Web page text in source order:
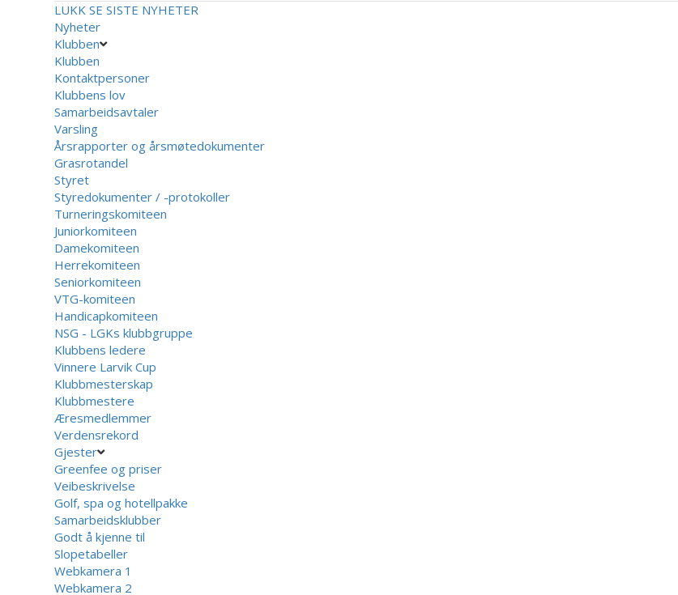
LUKK SE SISTE NYHETER
Nyheter
Klubben
Klubben
Kontaktpersoner
Klubbens lov
Samarbeidsavtaler
Varsling
Årsrapporter og årsmøtedokumenter
Grasrotandel
Styret
Styredokumenter / -protokoller
Turneringskomiteen
Juniorkomiteen
Damekomiteen
Herrekomiteen
Seniorkomiteen
VTG-komiteen
Handicapkomiteen
NSG - LGKs klubbgruppe
Klubbens ledere
Vinnere Larvik Cup
Klubbmesterskap
Klubbmestere
Æresmedlemmer
Verdensrekord
Gjester
Greenfee og priser
Veibeskrivelse
Golf, spa og hotellpakke
Samarbeidsklubber
Godt å kjenne til
Slopetabeller
Webkamera 1
Webkamera 2